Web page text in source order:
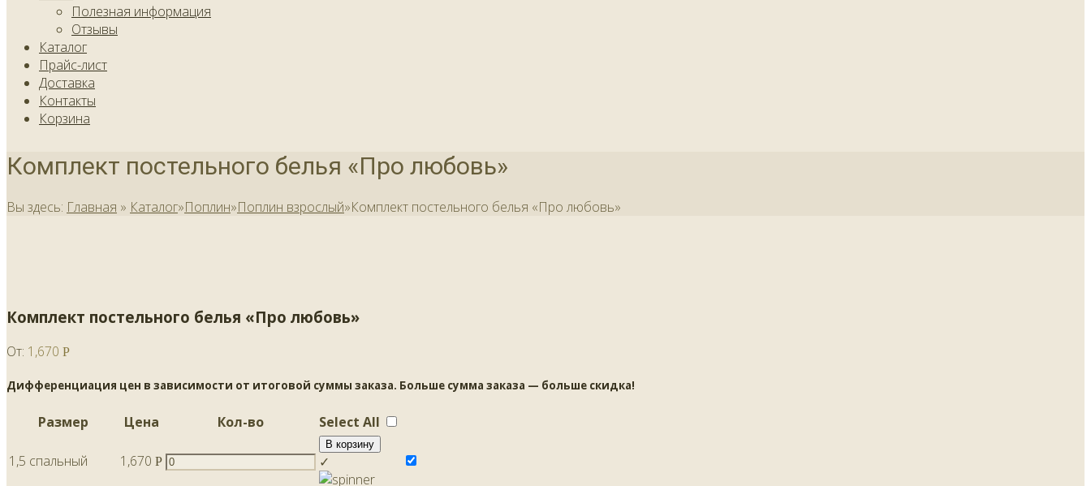
Полезная информация
Отзывы
Каталог
Прайс-лист
Доставка
Контакты
Корзина
Комплект постельного белья «Про любовь»
Вы здесь: Главная » Каталог»Поплин»Поплин взрослый»Комплект постельного белья «Про любовь»
Комплект постельного белья «Про любовь»
От: 1,670 Р
Дифференциация цен в зависимости от итоговой суммы заказа. Больше сумма заказа — больше скидка!
Размер Цена Кол-во Select All
1,5 спальный 1,670 Р
В корзину
✓